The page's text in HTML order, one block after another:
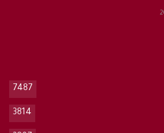
7487
3814